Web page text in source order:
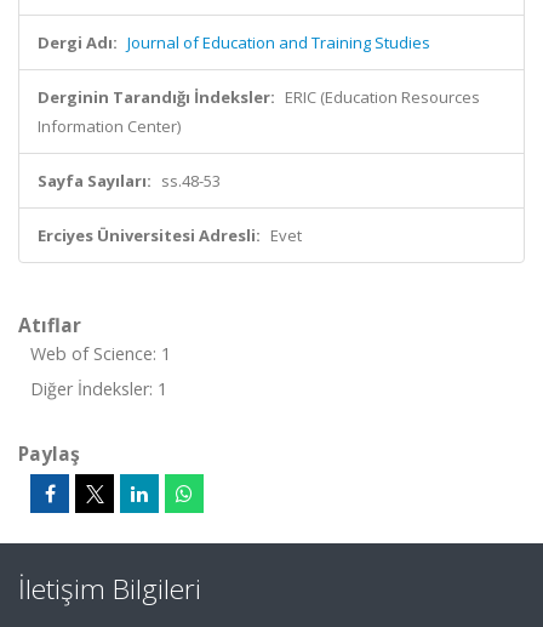
Dergi Adı: Journal of Education and Training Studies
Derginin Tarandığı İndeksler: ERIC (Education Resources
Information Center)
Sayfa Sayıları: ss.48-53
Erciyes Üniversitesi Adresli: Evet
Atıflar
Web of Science: 1
Diğer İndeksler: 1
Paylaş
İletişim Bilgileri